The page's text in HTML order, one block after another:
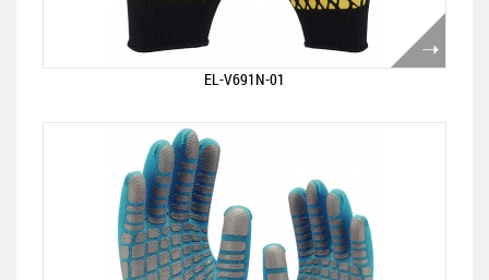
EL-V691N-01